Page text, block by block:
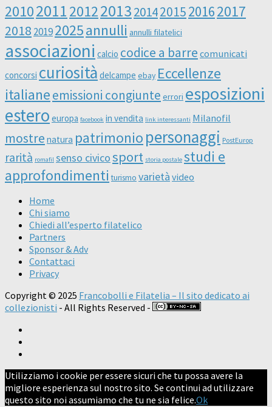
20102011201220132014201520162017
2018 20192025annulli annulli filatelici
associazioni calcio codice a barre comunicati
concorsi curiosità delcampe ebay Eccellenze
italianeemissioni congiunte errori esposizioni
estero europa facebook in vendita link interessanti Milanofil
mostre natura patrimonio personaggi PostEurop
rarità romafil senso civicosport storia postale studi e
approfondimenti turismo varietà video
Home
Chi siamo
Chiedi all’esperto filatelico
Partners
Sponsor & Adv
Contattaci
Privacy
Copyright © 2025 Francobolli e Filatelia – Il sito dedicato ai
collezionisti - All Rights Reserved -
Utilizziamo i cookie per essere sicuri che tu possa avere la
migliore esperienza sul nostro sito. Se continui ad utilizzare
questo sito noi assumiamo che tu ne sia felice.Ok